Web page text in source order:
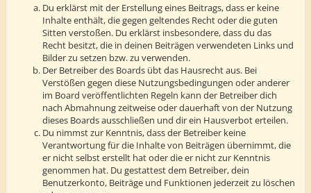
Du erklärst mit der Erstellung eines Beitrags, dass er keine
Inhalte enthält, die gegen geltendes Recht oder die guten
Sitten verstoßen. Du erklärst insbesondere, dass du das
Recht besitzt, die in deinen Beiträgen verwendeten Links und
Bilder zu setzen bzw. zu verwenden.
Der Betreiber des Boards übt das Hausrecht aus. Bei
Verstößen gegen diese Nutzungsbedingungen oder anderer
im Board veröffentlichten Regeln kann der Betreiber dich
nach Abmahnung zeitweise oder dauerhaft von der Nutzung
dieses Boards ausschließen und dir ein Hausverbot erteilen.
Du nimmst zur Kenntnis, dass der Betreiber keine
Verantwortung für die Inhalte von Beiträgen übernimmt, die
er nicht selbst erstellt hat oder die er nicht zur Kenntnis
genommen hat. Du gestattest dem Betreiber, dein
Benutzerkonto, Beiträge und Funktionen jederzeit zu löschen